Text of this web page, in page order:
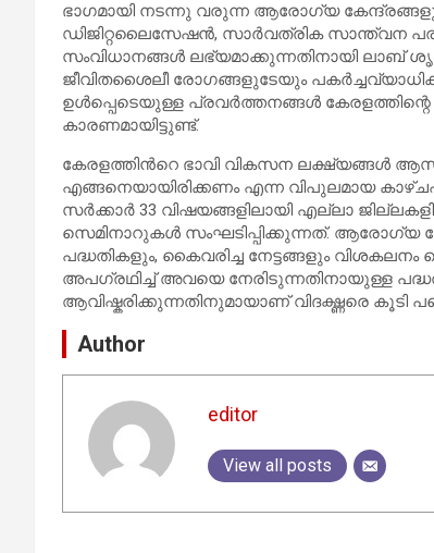
ഭാഗമായി നടന്നു വരുന്ന ആരോഗ്യ
ഡിജിറ്റലൈസേഷന്‍, സാർവത്രിക സാന്ത്വന
സംവിധാനങ്ങള്‍ ലഭ്യമാക്കുന്നതിനായി ലാബ്
ജീവിതശൈലീ രോഗങ്ങളുടേയും
ഉള്‍പ്പെടെയുള്ള പ്രവര്‍ത്തനങ്ങള്‍
കാരണമായിട്ടുണ്ട്.
കേരളത്തിന്‍റെ ഭാവി വികസന ലക്ഷ്യങ്ങള്‍
എങ്ങനെയായിരിക്കണം എന്ന വിപുലമായ
സര്‍ക്കാര്‍ 33 വിഷയങ്ങളിലായി എല്ലാ
സെമിനാറുകൾ സംഘടിപ്പിക്കുന്നത്. ആരോഗ്യ
പദ്ധതികളും, കൈവരിച്ച നേട്ടങ്ങളും
അപഗ്രഥിച്ച് അവയെ നേരിടുന്നതിനായുള്ള
ആവിഷ്കരിക്കുന്നതിനുമായാണ് വിദഗ്ദ്ധരെ കൂടി
Author
editor
View all posts